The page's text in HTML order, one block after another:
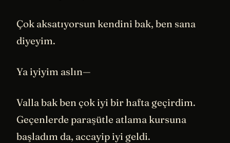
Çok aksatıyorsun kendini bak, ben sana
diyeyim.
Ya iyiyim aslın—
Valla bak ben çok iyi bir hafta geçirdim.
Geçenlerde paraşütle atlama kursuna
başladım da, accayip iyi geldi.